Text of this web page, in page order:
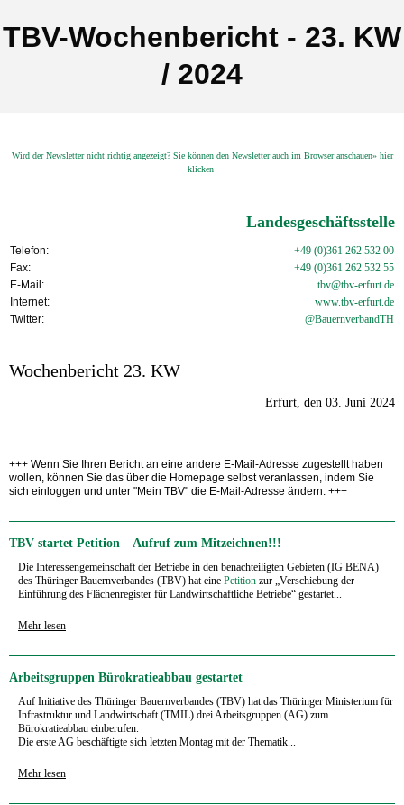
TBV-Wochenbericht - 23. KW
/ 2024
Wird der Newsletter nicht richtig angezeigt? Sie können den Newsletter auch im Browser anschauen» hier
klicken
Landesgeschäftsstelle
Telefon:
+49 (0)361 262 532 00
Fax:
+49 (0)361 262 532 55
E-Mail:
tbv@tbv-erfurt.de
Internet:
www.tbv-erfurt.de
Twitter:
@BauernverbandTH
Wochenbericht 23. KW
Erfurt, den 03. Juni 2024
+++ Wenn Sie Ihren Bericht an eine andere E-Mail-Adresse zugestellt haben
wollen, können Sie das über die Homepage selbst veranlassen, indem Sie
sich einloggen und unter "Mein TBV" die E-Mail-Adresse ändern. +++
TBV startet Petition – Aufruf zum Mitzeichnen!!!
Die Interessengemeinschaft der Betriebe in den benachteiligten Gebieten (IG BENA)
des Thüringer Bauernverbandes (TBV) hat eine Petition zur „Verschiebung der
Einführung des Flächenregister für Landwirtschaftliche Betriebe“ gestartet...
Mehr lesen
Arbeitsgruppen Bürokratieabbau gestartet
Auf Initiative des Thüringer Bauernverbandes (TBV) hat das Thüringer Ministerium für
Infrastruktur und Landwirtschaft (TMIL) drei Arbeitsgruppen (AG) zum
Bürokratieabbau einberufen.
Die erste AG beschäftigte sich letzten Montag mit der Thematik...
Mehr lesen